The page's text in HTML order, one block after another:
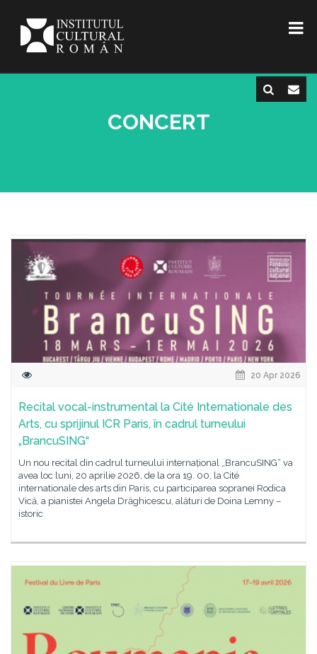
CONCERT
20 Apr 2026
Recital vocal-instrumental la Cité Internationale des
Arts, cu sprijinul ICR Paris, în cadrul turneului
„BrancuSING“
Un nou recital din cadrul turneului internațional „BrancuSING“ va
avea loc luni, 20 aprilie 2026, de la ora 19. 00, la Cité
internationale des arts din Paris, cu participarea sopranei Rodica
Vică, a pianistei Angela Drăghicescu, alături de Doina Lemny –
istoric